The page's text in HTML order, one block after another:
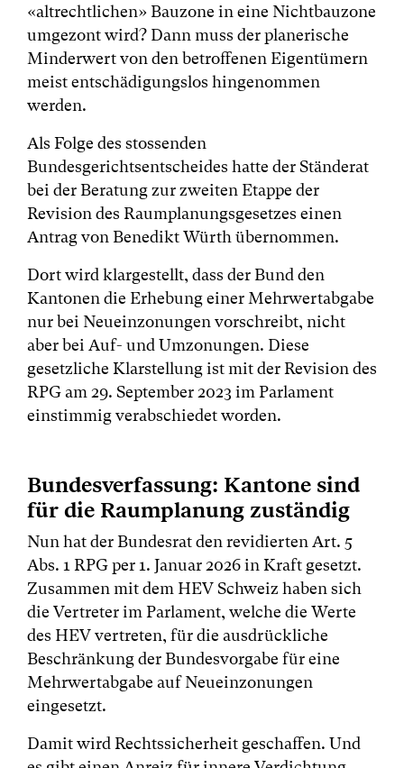
«altrechtlichen» Bauzone in eine Nichtbauzone
umgezont wird? Dann muss der planerische
Minderwert von den betroffenen Eigentümern
meist entschädigungslos hingenommen
werden.
Als Folge des stossenden
Bundesgerichtsentscheides hatte der Ständerat
bei der Beratung zur zweiten Etappe der
Revision des Raumplanungsgesetzes einen
Antrag von Benedikt Würth übernommen.
Dort wird klargestellt, dass der Bund den
Kantonen die Erhebung einer Mehrwertabgabe
nur bei Neueinzonungen vorschreibt, nicht
aber bei Auf- und Umzonungen. Diese
gesetzliche Klarstellung ist mit der Revision des
RPG am 29. September 2023 im Parlament
einstimmig verabschiedet worden.
Bundesverfassung: Kantone sind
für die Raumplanung zuständig
Nun hat der Bundesrat den revidierten Art. 5
Abs. 1 RPG per 1. Januar 2026 in Kraft gesetzt.
Zusammen mit dem HEV Schweiz haben sich
die Vertreter im Parlament, welche die Werte
des HEV vertreten, für die ausdrückliche
Beschränkung der Bundesvorgabe für eine
Mehrwertabgabe auf Neueinzonungen
eingesetzt.
Damit wird Rechtssicherheit geschaffen. Und